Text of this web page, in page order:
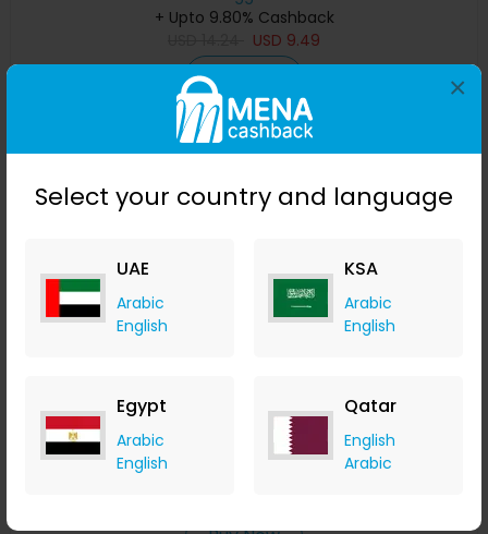
Select your country and language
UAE
Arabic
English
KSA
Arabic
English
Egypt
Arabic
English
Qatar
English
Arabic
×
+ Upto 9.80% Cashback
USD 9.49
Buy Now
مستوى ليزر 4D بـ 16 خطًا ، خط ليزر أخضر ، مستوٍ تلقائي ، خطوط
أفقية وعمودية بزاوية 360 درجة مع نصف بطارية للاستخدام الخا
Banggood